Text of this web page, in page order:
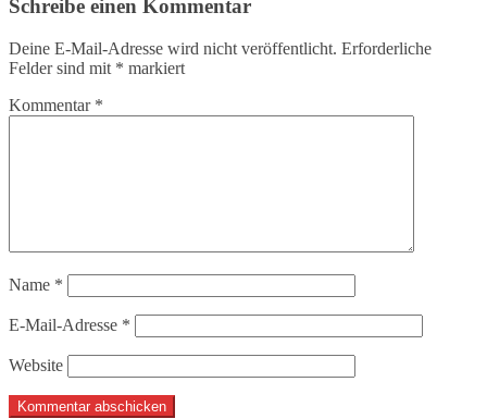
Schreibe einen Kommentar
Deine E-Mail-Adresse wird nicht veröffentlicht. Erforderliche
Felder sind mit * markiert
Kommentar *
Name *
E-Mail-Adresse *
Website